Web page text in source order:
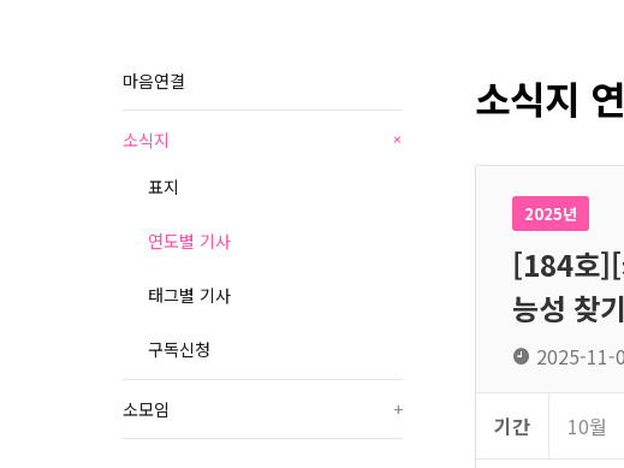
마음연결
소식지 +
표지
연도별 기사
태그별 기사
구독신청
소모임 +
소식지
2025년
[184호][
능성 찾
2025-11-
기간 10월